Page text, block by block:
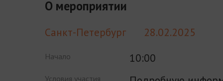
О мероприятии
Санкт-Петербург 28.02.2025
Начало 10:00
Условия участия